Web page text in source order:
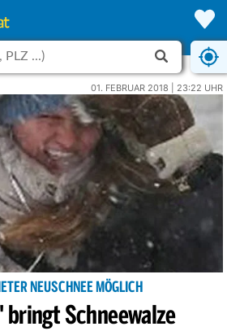
01. FEBRUAR 2018 | 23:22 UHR
NEUSCHNEE MÖGLICH
bringt Schneewalze